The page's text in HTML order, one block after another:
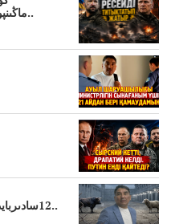
ماڭىنپوكروۆسكاپ، درون ماڭىنداعىنە ج..
12سادىربايدىتاعىسى كەلە12نجىلعاۇقا مەس..